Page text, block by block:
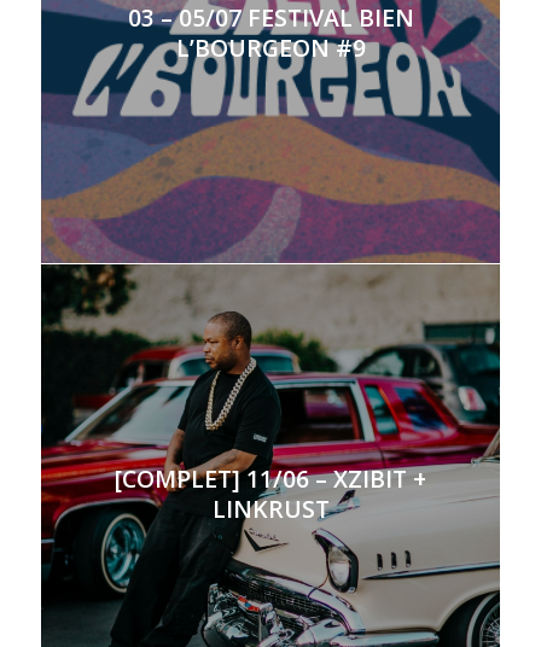
03 – 05/07 FESTIVAL BIEN
L’BOURGEON #9
[COMPLET] 11/06 – XZIBIT +
LINKRUST